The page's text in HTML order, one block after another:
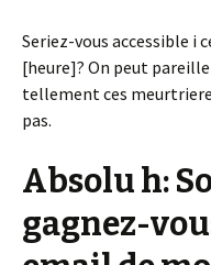
Seriez-vous accessible i
[heure]? On peut
tellement ces
pas.
Absolu h:
gagnez-